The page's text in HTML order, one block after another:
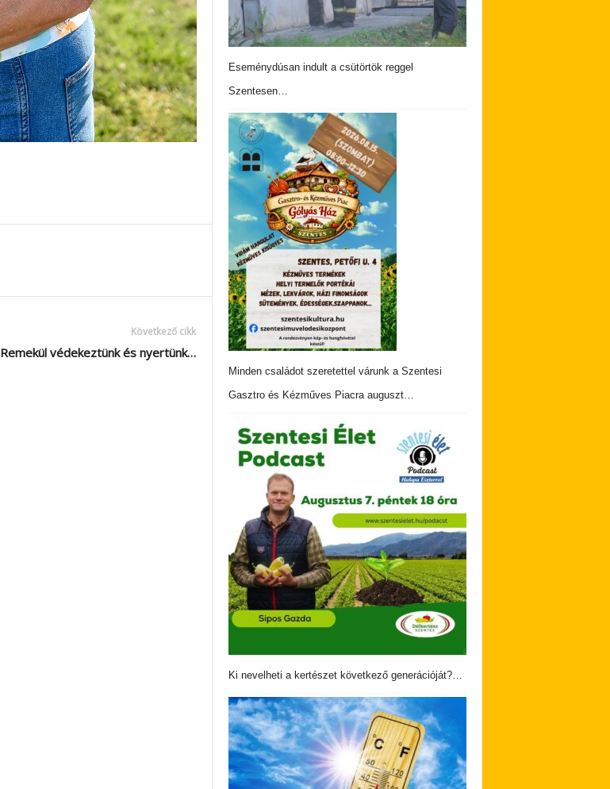
Következő cikk
Remekül védekeztünk és nyertünk…
Eseménydúsan indult a csütörtök reggel
Szentesen…
Minden családot szeretettel várunk a Szentesi
Gasztro és Kézműves Piacra auguszt…
Ki nevelheti a kertészet következő generációját?…